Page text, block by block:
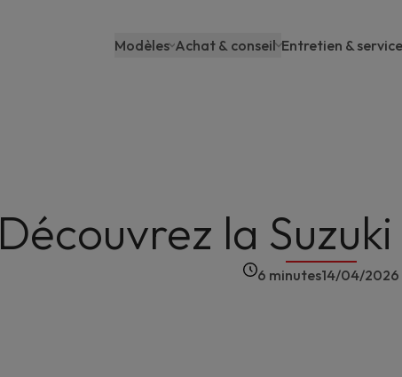
Main
Modèles Achat & conseil Entretien &
Découvrez la
6 minutes14/04/2026